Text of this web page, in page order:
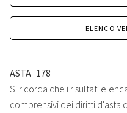
ELENCO
ASTA 178
Si ricorda che i risultati
comprensivi dei diritti d'asta